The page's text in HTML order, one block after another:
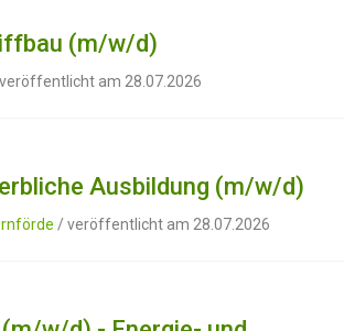
(m/w/d)
am 28.07.2026
Ausbildung (m/w/d)
/ veröffentlicht am 28.07.2026